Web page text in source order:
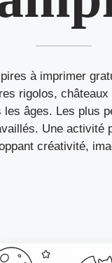
à imprimer
rigolos,
âges. Les plus
Une activité
créativité,